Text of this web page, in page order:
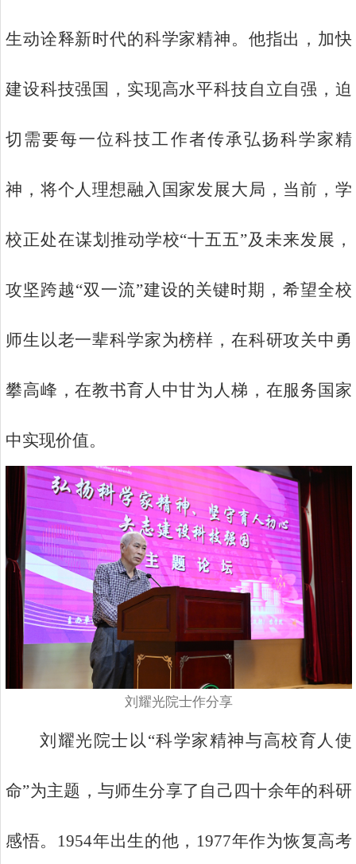
生动诠释新时代的科学家精神。他指出，加快
建设科技强国，实现高水平科技自立自强，迫
切需要每一位科技工作者传承弘扬科学家精
神，将个人理想融入国家发展大局，当前，学
校正处在谋划推动学校“十五五”及未来发展，
攻坚跨越“双一流”建设的关键时期，希望全校
师生以老一辈科学家为榜样，在科研攻关中勇
攀高峰，在教书育人中甘为人梯，在服务国家
中实现价值。
刘耀光院士作分享
刘耀光院士以“科学家精神与高校育人使
命”为主题，与师生分享了自己四十余年的科研
感悟。1954年出生的他，1977年作为恢复高考